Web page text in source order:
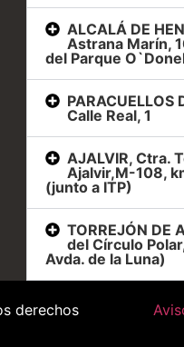
ALCALÁ DE
Astrana Marín,
del Parque
PARACUELLOS
Calle Real, 1
AJALVIR, Ctra.
Ajalvir,M-108,
(junto a ITP)
TORREJÓN DE
del Círculo
Avda. de la Luna)
derechos